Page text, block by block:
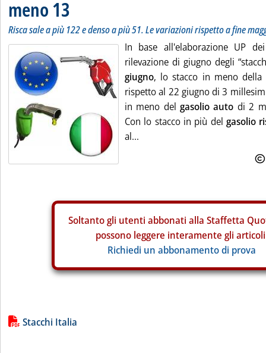
meno 13
Risca sale a più 122 e denso a più 51. Le variazioni rispetto a fine
In base all'elaborazione UP
rilevazione di giugno degli
giugno, lo stacco in meno
rispetto al 22 giugno di 3
in meno delgasolio auto di 2
Con lo stacco in più del gasolio
al...
Soltanto gli utenti abbonati alla Staffetta
possono leggere interamente gli
Richiedi un abbonamento di prova
Lista allegati PDF alla notizia
Stacchi Italia